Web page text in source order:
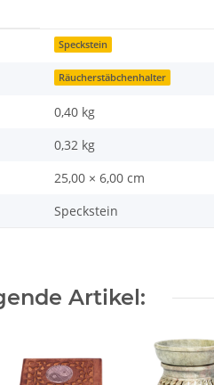
Speckstein
Räucherstäbchenhalter
0,40 kg
0,32 kg
25,00 × 6,00 cm
Speckstein
Artikel: